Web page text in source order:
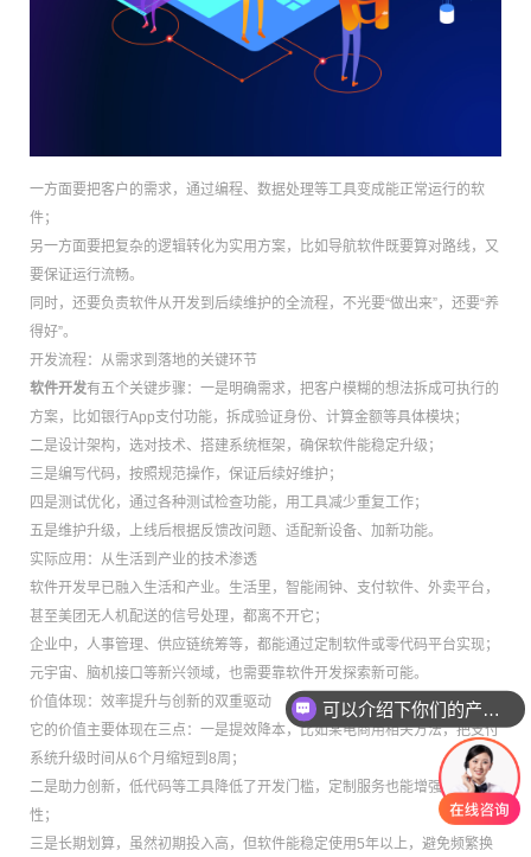
一方面要把客户的需求，通过编程、数据处理等工具变成能正常运行的软
件；
另一方面要把复杂的逻辑转化为实用方案，比如导航软件既要算对路线，又
要保证运行流畅。
同时，还要负责软件从开发到后续维护的全流程，不光要“做出来”，还要“养
得好”。
开发流程：从需求到落地的关键环节
软件开发有五个关键步骤：一是明确需求，把客户模糊的想法拆成可执行的
方案，比如银行App支付功能，拆成验证身份、计算金额等具体模块；
二是设计架构，选对技术、搭建系统框架，确保软件能稳定升级；
三是编写代码，按照规范操作，保证后续好维护；
四是测试优化，通过各种测试检查功能，用工具减少重复工作；
五是维护升级，上线后根据反馈改问题、适配新设备、加新功能。
实际应用：从生活到产业的技术渗透
软件开发早已融入生活和产业。生活里，智能闹钟、支付软件、外卖平台，
甚至美团无人机配送的信号处理，都离不开它；
企业中，人事管理、供应链统筹等，都能通过定制软件或零代码平台实现；
元宇宙、脑机接口等新兴领域，也需要靠软件开发探索新可能。
价值体现：效率提升与创新的双重驱动
它的价值主要体现在三点：一是提效降本，比如某电商用相关方法，把支付
系统升级时间从6个月缩短到8周；
二是助力创新，低代码等工具降低了开发门槛，定制服务也能增强客户粘
性；
三是长期划算，虽然初期投入高，但软件能稳定使用5年以上，避免频繁换